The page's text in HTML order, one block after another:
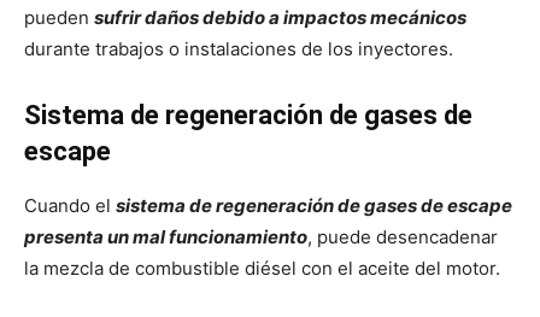
pueden sufrir daños debido a impactos mecánicos
durante trabajos o instalaciones de los inyectores.
Sistema de regeneración de gases de
escape
Cuando el sistema de regeneración de gases de escape
presenta un mal funcionamiento, puede desencadenar
la mezcla de combustible diésel con el aceite del motor.